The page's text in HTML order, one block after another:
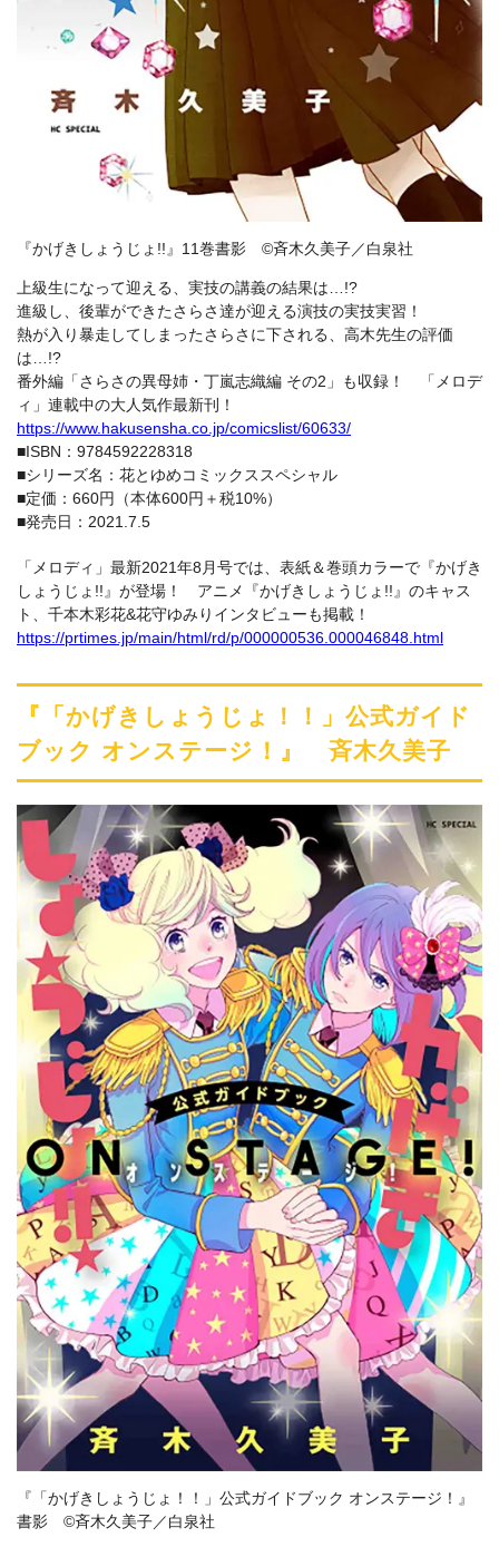
『かげきしょうじょ!!』11巻書影 ©斉木久美子／白泉社
上級生になって迎える、実技の講義の結果は…!?
進級し、後輩ができたさらさ達が迎える演技の実技実習！
熱が入り暴走してしまったさらさに下される、高木先生の評価
は…!?
番外編「さらさの異母姉・丁嵐志織編 その2」も収録！ 「メロデ
ィ」連載中の大人気作最新刊！
https://www.hakusensha.co.jp/comicslist/60633/
■ISBN：9784592228318
■シリーズ名：花とゆめコミックススペシャル
■定価：660円（本体600円＋税10%）
■発売日：2021.7.5
「メロディ」最新2021年8月号では、表紙＆巻頭カラーで『かげき
しょうじょ!!』が登場！ アニメ『かげきしょうじょ!!』のキャス
ト、千本木彩花&花守ゆみりインタビューも掲載！
https://prtimes.jp/main/html/rd/p/000000536.000046848.html
『「かげきしょうじょ！！」公式ガイド
ブック オンステージ！』 斉木久美子
『「かげきしょうじょ！！」公式ガイドブック オンステージ！』
書影 ©斉木久美子／白泉社